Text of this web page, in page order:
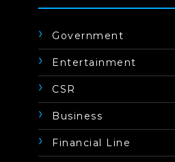
Government
Entertainment
CSR
Business
Financial Line